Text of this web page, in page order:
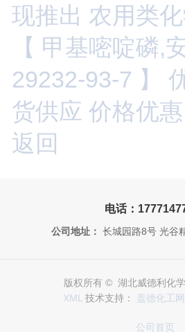
现推出 农用类
【 甲基嘧啶磷,
29232-93-7 】
货供应 价格优
返回
电话：
公司地址： 长城园路8号 光谷
版权所有 © 湖北威德利化
XML 技术支持： 盖德化工网
公司首页